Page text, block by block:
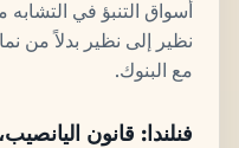
أسواق التنبؤ في
نظير إلى نظير بدلاً من
مع البنوك.
فنلندا: قانون